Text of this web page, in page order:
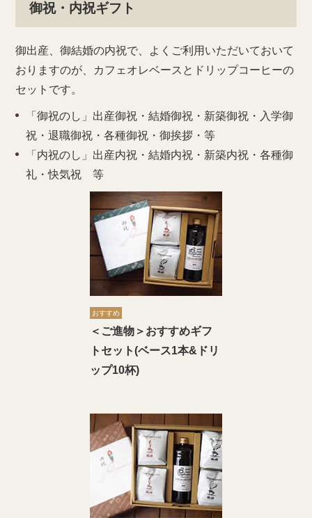
御祝・内祝ギフト
御出産、御結婚の内祝で、よくご利用いただいておいて
おりますのが、カフェオレベースとドリップコーヒーの
セットです。
「御祝のし」出産御祝・結婚御祝・新築御祝・入学御
祝・退職御祝・各種御祝・御挨拶・等
「内祝のし」出産内祝・結婚内祝・新築内祝・各種御
礼・快気祝 等
おすすめ
＜ご進物＞おすすめギフ
トセット(ベース1本&ドリ
ップ10杯)